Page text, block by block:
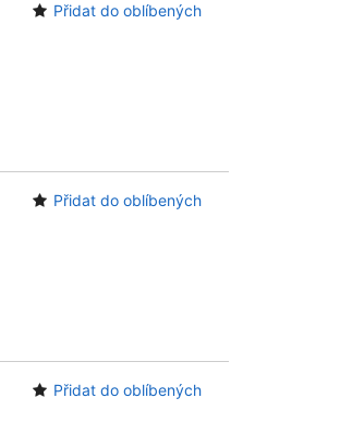
Přidat do oblíbených
Přidat do oblíbených
Přidat do oblíbených